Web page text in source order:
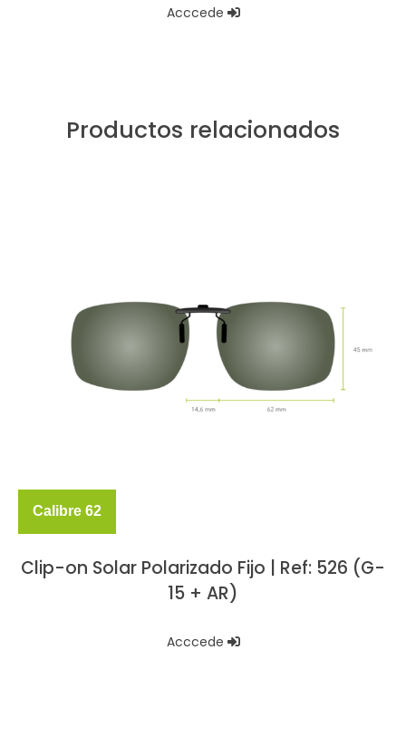
Acccede
Productos relacionados
Calibre 62
Clip-on Solar Polarizado Fijo | Ref: 526 (G-
15 + AR)
Acccede